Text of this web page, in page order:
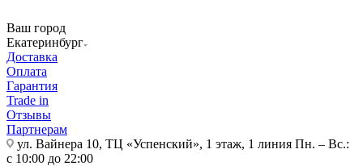
Ваш город
Екатеринбург
Доставка
Оплата
Гарантия
Trade in
Отзывы
Партнерам
ул. Вайнера 10, ТЦ «Успенский», 1 этаж, 1 линия Пн. – Вс.:
с 10:00 до 22:00